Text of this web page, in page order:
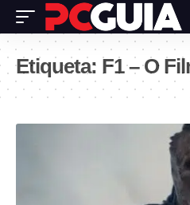
Etiqueta: F1 – O